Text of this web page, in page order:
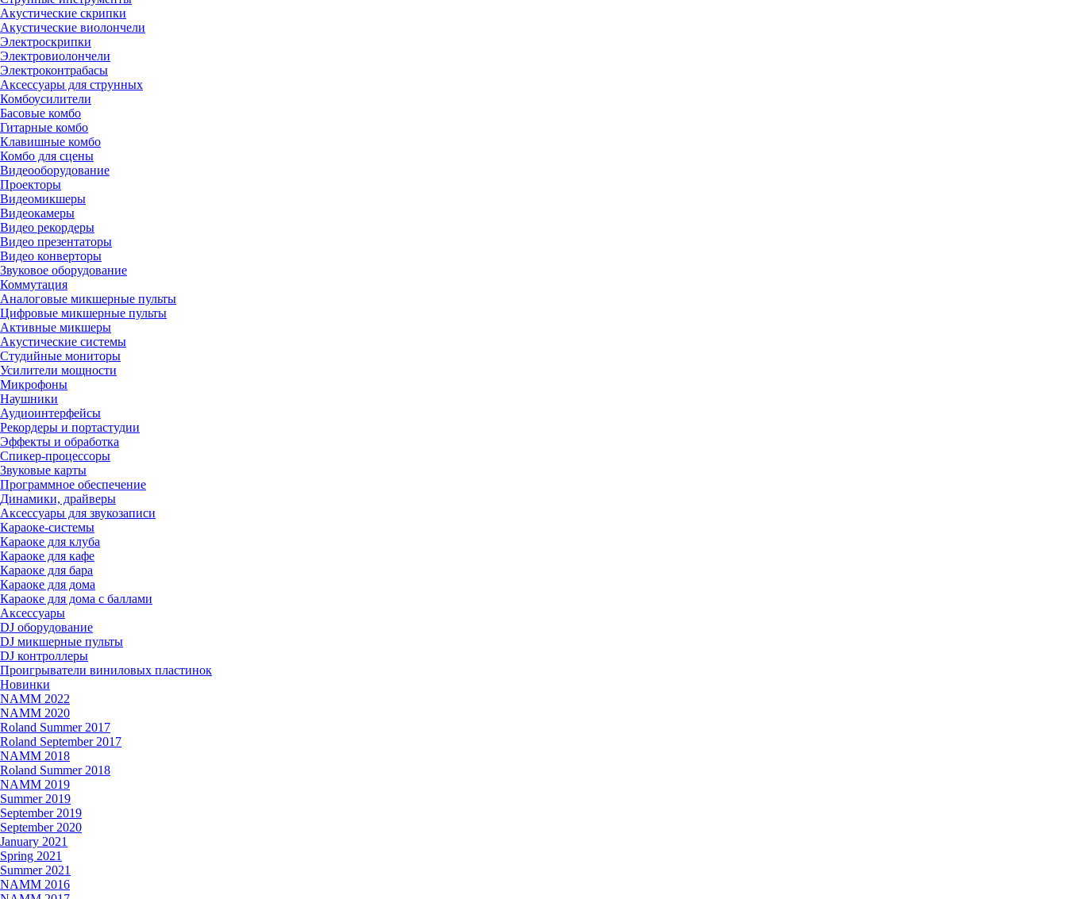
Акустические скрипки
Акустические виолончели
Электроскрипки
Электровиолончели
Электроконтрабасы
Аксессуары для струнных
Комбоусилители
Басовые комбо
Гитарные комбо
Клавишные комбо
Комбо для сцены
Видеооборудование
Проекторы
Видеомикшеры
Видеокамеры
Видео рекордеры
Видео презентаторы
Видео конверторы
Звуковое оборудование
Коммутация
Аналоговые микшерные пульты
Цифровые микшерные пульты
Активные микшеры
Акустические системы
Студийные мониторы
Усилители мощности
Микрофоны
Наушники
Аудиоинтерфейсы
Рекордеры и портастудии
Эффекты и обработка
Спикер-процессоры
Звуковые карты
Программное обеспечение
Динамики, драйверы
Аксессуары для звукозаписи
Караоке-системы
Караоке для клуба
Караоке для кафе
Караоке для бара
Караоке для дома
Караоке для дома с баллами
Аксессуары
DJ оборудование
DJ микшерные пульты
DJ контроллеры
Проигрыватели виниловых пластинок
Новинки
NAMM 2022
NAMM 2020
Roland Summer 2017
Roland September 2017
NAMM 2018
Roland Summer 2018
NAMM 2019
Summer 2019
September 2019
September 2020
January 2021
Spring 2021
Summer 2021
NAMM 2016